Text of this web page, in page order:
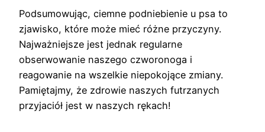
Podsumowując, ciemne podniebienie u psa to
zjawisko, które może mieć różne przyczyny.
Najważniejsze jest jednak regularne
obserwowanie naszego czworonoga i
reagowanie na wszelkie niepokojące zmiany.
Pamiętajmy, że zdrowie naszych futrzanych
przyjaciół jest w naszych rękach!